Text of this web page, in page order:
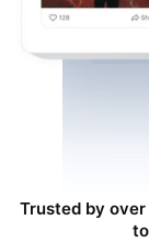
Trusted by